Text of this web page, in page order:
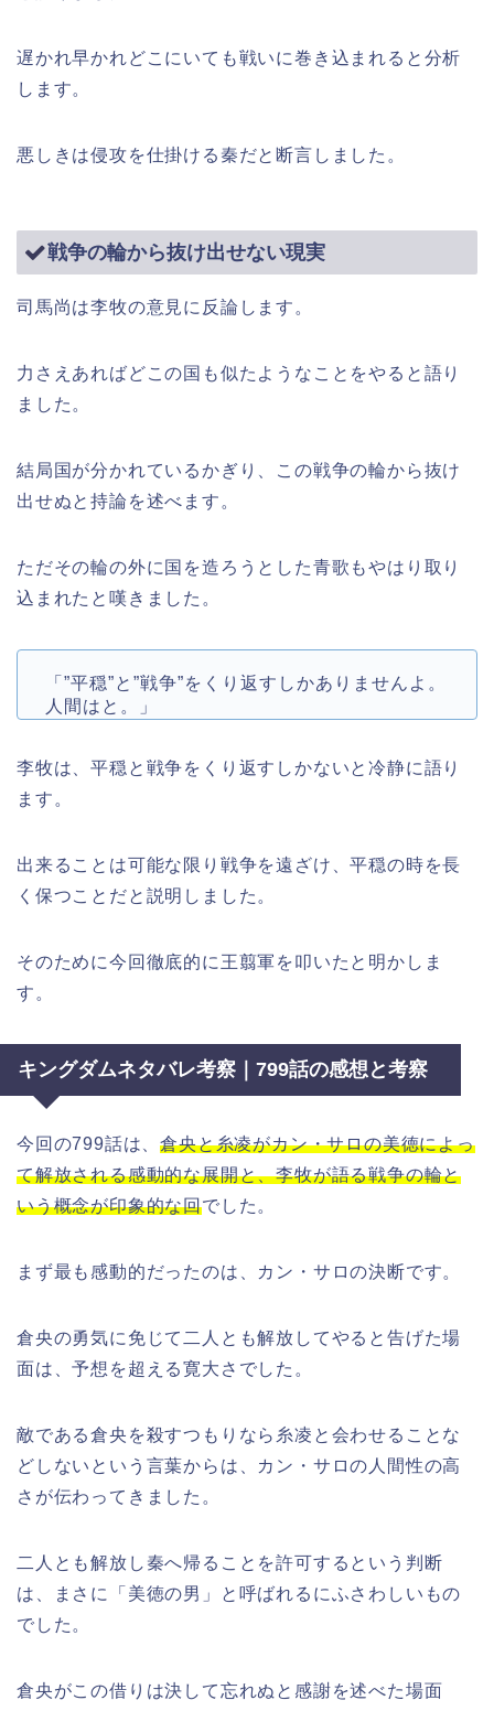
遅かれ早かれどこにいても戦いに巻き込まれると分析
します。
悪しきは侵攻を仕掛ける秦だと断言しました。
戦争の輪から抜け出せない現実
司馬尚は李牧の意見に反論します。
力さえあればどこの国も似たようなことをやると語り
ました。
結局国が分かれているかぎり、この戦争の輪から抜け
出せぬと持論を述べます。
ただその輪の外に国を造ろうとした青歌もやはり取り
込まれたと嘆きました。
「”平穏”と”戦争”をくり返すしかありませんよ。
人間はと。」
李牧は、平穏と戦争をくり返すしかないと冷静に語り
ます。
出来ることは可能な限り戦争を遠ざけ、平穏の時を長
く保つことだと説明しました。
そのために今回徹底的に王翦軍を叩いたと明かしま
す。
キングダムネタバレ考察｜799話の感想と考察
今回の799話は、倉央と糸凌がカン・サロの美徳によっ
て解放される感動的な展開と、李牧が語る戦争の輪と
いう概念が印象的な回でした。
まず最も感動的だったのは、カン・サロの決断です。
倉央の勇気に免じて二人とも解放してやると告げた場
面は、予想を超える寛大さでした。
敵である倉央を殺すつもりなら糸凌と会わせることな
どしないという言葉からは、カン・サロの人間性の高
さが伝わってきました。
二人とも解放し秦へ帰ることを許可するという判断
は、まさに「美徳の男」と呼ばれるにふさわしいもの
でした。
倉央がこの借りは決して忘れぬと感謝を述べた場面